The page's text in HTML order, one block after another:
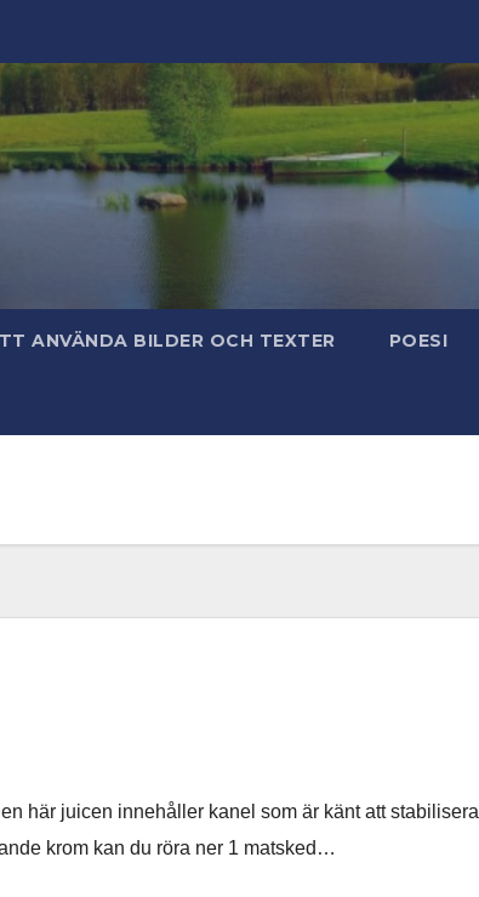
ANVÄNDA BILDER OCH TEXTER POESI
här juicen innehåller kanel som är känt att stabilisera
krom kan du röra ner 1 matsked…